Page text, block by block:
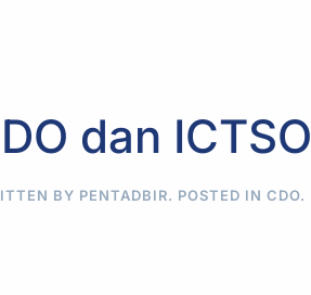
dan ICTSO
BY PENTADBIR. POSTED IN CDO.